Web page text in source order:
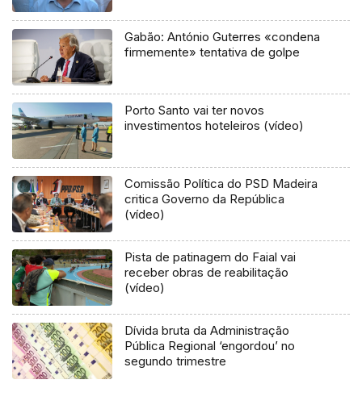
Gabão: António Guterres «condena
firmemente» tentativa de golpe
Porto Santo vai ter novos
investimentos hoteleiros (vídeo)
Comissão Política do PSD Madeira
critica Governo da República
(vídeo)
Pista de patinagem do Faial vai
receber obras de reabilitação
(vídeo)
Dívida bruta da Administração
Pública Regional ‘engordou’ no
segundo trimestre